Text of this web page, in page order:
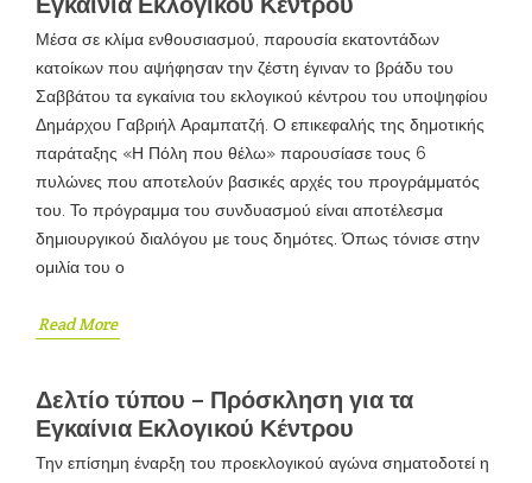
Μέσα σε κλίμα ενθουσιασμού, παρουσία εκατοντάδων
κατοίκων που αψήφησαν την ζέστη έγιναν το βράδυ του
Σαββάτου τα εγκαίνια του εκλογικού κέντρου του υποψηφίου
Δημάρχου Γαβριήλ Αραμπατζή. Ο επικεφαλής της δημοτικής
παράταξης «Η Πόλη που θέλω» παρουσίασε τους 6
πυλώνες που αποτελούν βασικές αρχές του προγράμματός
του. Το πρόγραμμα του συνδυασμού είναι αποτέλεσμα
δημιουργικού διαλόγου με τους δημότες. Όπως τόνισε στην
ομιλία του ο
Read More
Δελτίο τύπου – Πρόσκληση για τα
Εγκαίνια Εκλογικού Κέντρου
Την επίσημη έναρξη του προεκλογικού αγώνα σηματοδοτεί η